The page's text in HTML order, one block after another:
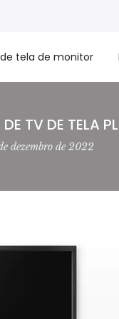
tela de monitor
TV DE TELA
dezembro de 2022